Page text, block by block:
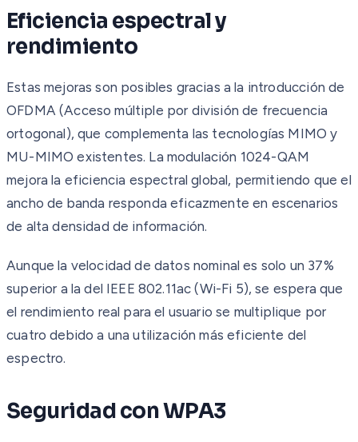
Eficiencia espectral y
rendimiento
Estas mejoras son posibles gracias a la introducción de
OFDMA (Acceso múltiple por división de frecuencia
ortogonal), que complementa las tecnologías MIMO y
MU-MIMO existentes. La modulación 1024-QAM
mejora la eficiencia espectral global, permitiendo que el
ancho de banda responda eficazmente en escenarios
de alta densidad de información.
Aunque la velocidad de datos nominal es solo un 37%
superior a la del IEEE 802.11ac (Wi-Fi 5), se espera que
el rendimiento real para el usuario se multiplique por
cuatro debido a una utilización más eficiente del
espectro.
Seguridad con WPA3